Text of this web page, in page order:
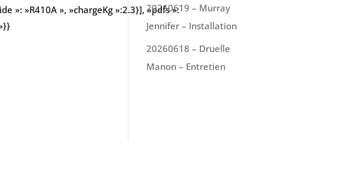
»: »R410A », »chargeKg »:2.3}], »pdfs »:20260619 – Murray
Jennifer – Installation
20260618 – Druelle
Manon – Entretien